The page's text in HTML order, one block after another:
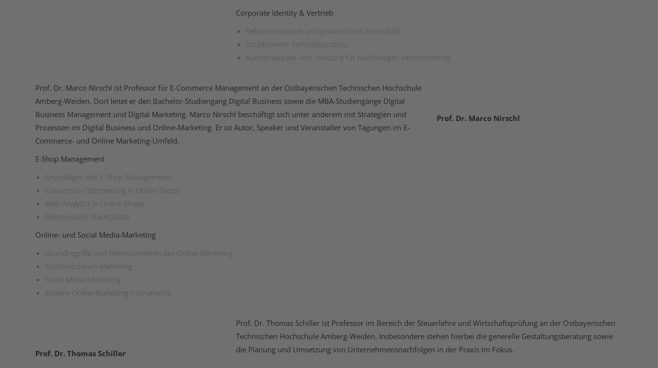
Corporate Identity & Vertrieb
Selbstverständnis und gewünschtes Fremdbild
strukturierter Vertriebsprozess
Kundenakquise und -bindung für nachhaltigen Vertriebserfolg
Prof. Dr. Marco Nirschl ist Professor für E-Commerce Management an der Ostbayerischen Technischen Hochschule
Amberg-Weiden. Dort leitet er den Bachelor-Studiengang Digital Business sowie die MBA-Studiengänge Digital
Business Management und Digital Marketing. Marco Nirschl beschäftigt sich unter anderem mit Strategien und
Prozessen im Digital Business und Online-Marketing. Er ist Autor, Speaker und Veranstalter von Tagungen im E-
Commerce- und Online Marketing-Umfeld.
E-Shop Management
Grundlagen des E-Shop Managements
Conversion-Optimierung in Online-Shops
Web-Analytics in Online-Shops
Elektronische Marktplätze
Online- und Social Media-Marketing
Grundbegriffe und Besonderheiten des Online-Marketing
Suchmaschinen-Marketing
Social Media-Marketing
Weitere Online-Marketing-Instrumente
Prof. Dr. Marco Nirschl
Prof. Dr. Thomas Schiller
Prof. Dr. Thomas Schiller ist Professor im Bereich der Steuerlehre und Wirtschaftsprüfung an der Ostbayerischen
Technischen Hochschule Amberg-Weiden. Insbesondere stehen hierbei die generelle Gestaltungsberatung sowie
die Planung und Umsetzung von Unternehmensnachfolgen in der Praxis im Fokus.